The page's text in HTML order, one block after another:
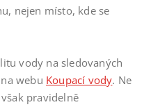
nejen místo, kde se
vody na sledovaných
webu Koupací vody. Ne
pravidelně